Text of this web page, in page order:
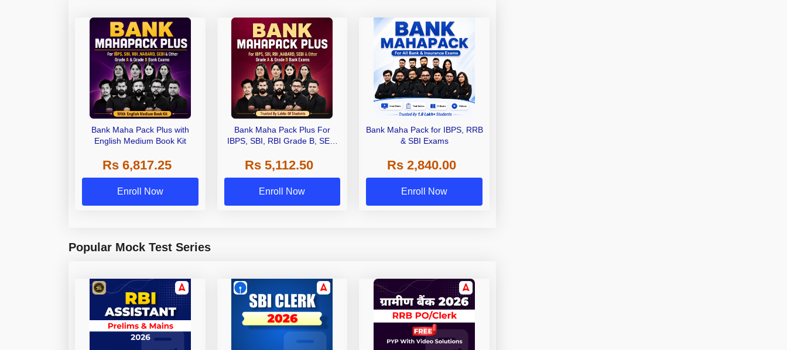
Bank Maha Pack Plus with
English Medium Book Kit
Rs 6,817.25
Enroll Now
Bank Maha Pack Plus For
IBPS, SBI, RBI Grade B, SEBI
Other Grade A & Grade B Bank
Exams
Rs 5,112.50
Enroll Now
Bank Maha Pack for IBPS, RRB
& SBI Exams
Rs 2,840.00
Enroll Now
Popular Mock Test Series